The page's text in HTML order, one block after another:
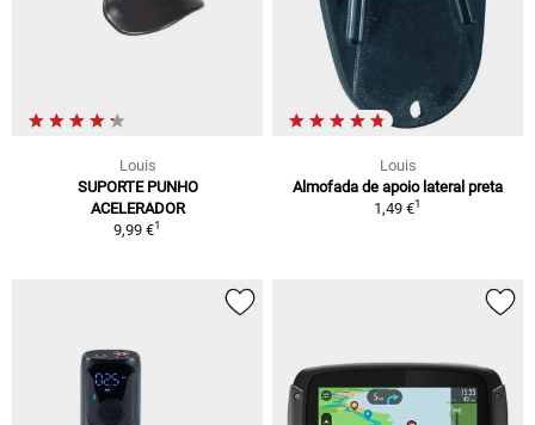
Louis
SUPORTE PUNHO
ACELERADOR
9,99 €1
Louis
Almofada de apoio lateral preta
1,49 €1